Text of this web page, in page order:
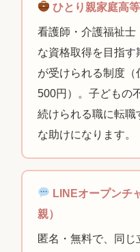
ひとり親家庭高
看護師・介護福祉士
な資格取得を目指す
が受けられる制度
500円）。子どもの
続けられる職に転職
な助けになります。
LINEオープンチ
親）
匿名・無料で、同じ